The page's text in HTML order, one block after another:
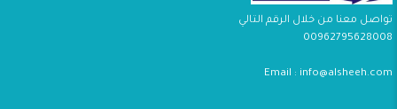
تواصل معنا من خلال الرقم التالي
00962795628008
Email : info@alsheeh.com